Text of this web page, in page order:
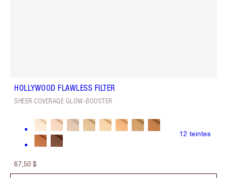
HOLLYWOOD FLAWLESS FILTER
SHEER COVERAGE GLOW-BOOSTER
12 teintes
67,50 $